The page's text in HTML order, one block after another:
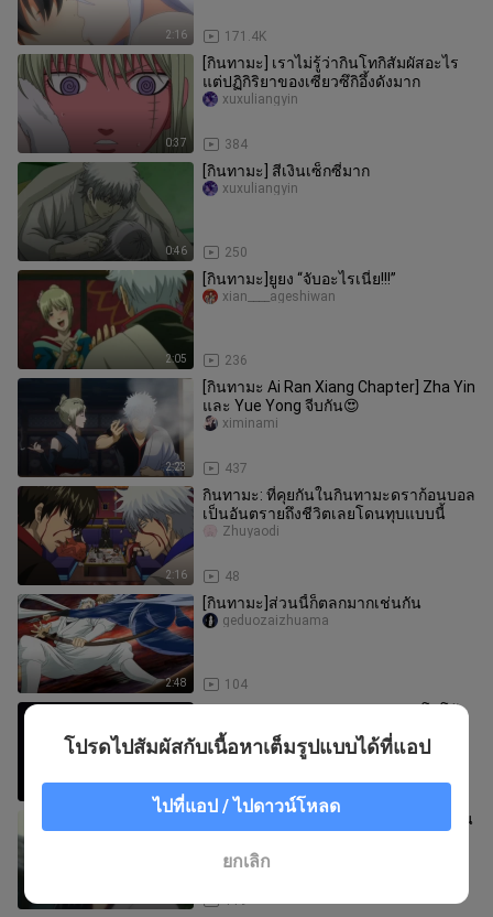
2:16 171.4K
0:37
[กินทามะ] เราไม่รู้ว่ากินโทกิสัมผัสอะไร
แต่ปฏิกิริยาของเซียวซึกิอึ้งดังมาก
384
xuxuliangyin
0:46
[กินทามะ] สีเงินเซ็กซี่มาก
250
xuxuliangyin
2:05
[กินทามะ]ยูยง “จับอะไรเนี่ย!!!”
236
xian____ageshiwan
2:23
[กินทามะ Ai Ran Xiang Chapter] Zha Yin
และ Yue Yong จีบกัน😍
437
ximinami
2:16
กินทามะ: ที่คุยกันในกินทามะดราก้อนบอล
เป็นอันตรายถึงชีวิตเลยโดนทุบแบบนี้
48
Zhuyaodi
2:48
[กินทามะ]ส่วนนี้ก็ตลกมากเช่นกัน
104
geduozaizhuama
Sakamoto Days วันๆของ : ซากาโมโต้
ตอนที่ 14
RoachGod
[กินทามะ] อากาศร้อนเกิน การเดินทางอัน
119
yyangshiyi
โปรดไปสัมผัสกับเนื้อหาเต็มรูปแบบได้ที่แอป
ไปที่แอป / ไปดาวน์โหลด
ยกเลิก